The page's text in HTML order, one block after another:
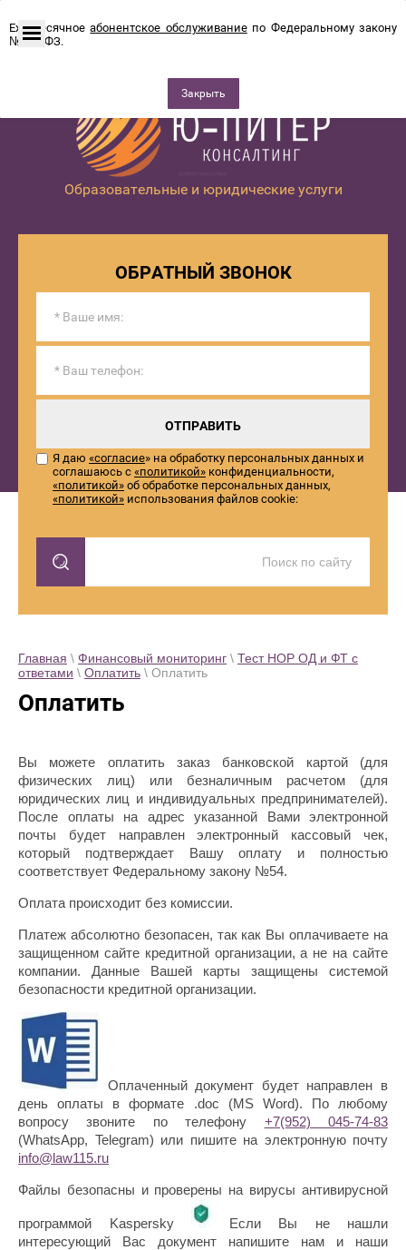
Образовательные и юридические услуги
ОБРАТНЫЙ ЗВОНОК
ОТПРАВИТЬ
Я даю «согласие» на обработку персональных данных и
соглашаюсь с «политикой» конфиденциальности,
«политикой» об обработке персональных данных,
«политикой» использования файлов cookie:
Главная \ Финансовый мониторинг \ Тест НОР ОД и ФТ с
ответами \ Оплатить \ Оплатить
Оплатить
Вы можете оплатить заказ банковской картой (для
физических лиц) или безналичным расчетом (для
юридических лиц и индивидуальных предпринимателей).
После оплаты на адрес указанной Вами электронной
почты будет направлен электронный кассовый чек,
который подтверждает Вашу оплату и полностью
соответствует Федеральному закону №54.
Оплата происходит без комиссии.
Платеж абсолютно безопасен, так как Вы оплачиваете на
защищенном сайте кредитной организации, а не на сайте
компании. Данные Вашей карты защищены системой
безопасности кредитной организации.
Оплаченный документ будет направлен в
день оплаты в формате .doc (MS Word). По любому
вопросу звоните по телефону +7(952) 045-74-83
(WhatsApp, Telegram) или пишите на электронную почту
info@law115.ru
Файлы безопасны и проверены на вирусы антивирусной
программой Kaspersky
Если Вы не нашли
интересующий Вас документ напишите нам и наши
Ежемесячноеабонентское обслуживаниепо Федеральному закону
№115-ФЗ.
Закрыть